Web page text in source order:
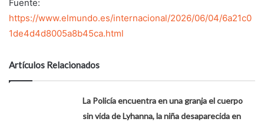
Fuente:
https://www.elmundo.es/internacional/2026/06/04/6a21c0
1de4d4d8005a8b45ca.html
Artículos Relacionados
La Policía encuentra en una granja el cuerpo
sin vida de Lyhanna, la niña desaparecida en